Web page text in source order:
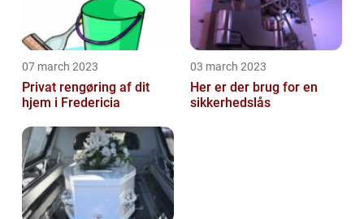
07 march 2023
Privat rengøring af dit
hjem i Fredericia
03 march 2023
Her er der brug for en
sikkerhedslås